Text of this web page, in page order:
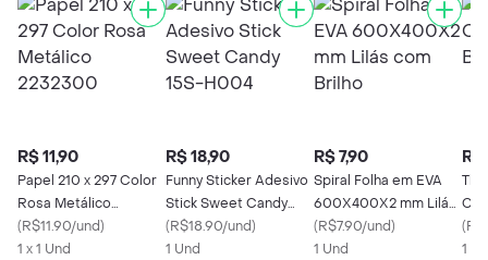
R$ 11,90
Papel 210 x 297 Color
Rosa Metálico
2232300
(R$11.90/und)
1 x 1 Und
R$ 18,90
Funny Sticker Adesivo
Stick Sweet Candy
15S-H004
(R$18.90/und)
1 Und
R$ 7,90
Spiral Folha em EVA
600X400X2 mm Lilás
com Brilho
(R$7.90/und)
1 Und
R$
25
(
1 x